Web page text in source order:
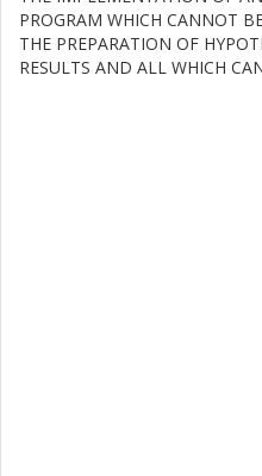
PROGRAM WHICH CANNOT
THE PREPARATION OF
RESULTS AND ALL WHICH